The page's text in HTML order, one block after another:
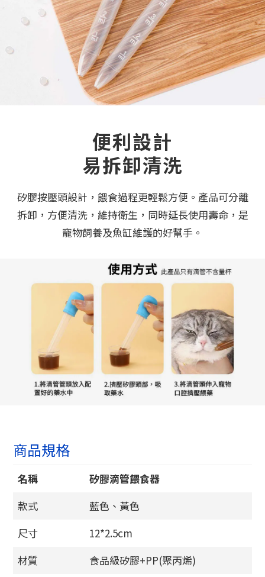
便利設計
易拆卸清洗
矽膠按壓頭設計，餵食過程更輕鬆方便。產品可分離
拆卸，方便清洗，維持衛生，同時延長使用壽命，是
寵物飼養及魚缸維護的好幫手。
商品規格
名稱
矽膠滴管餵食器
款式
藍色、黃色
尺寸
12*2.5cm
材質
食品級矽膠+PP(聚丙烯)